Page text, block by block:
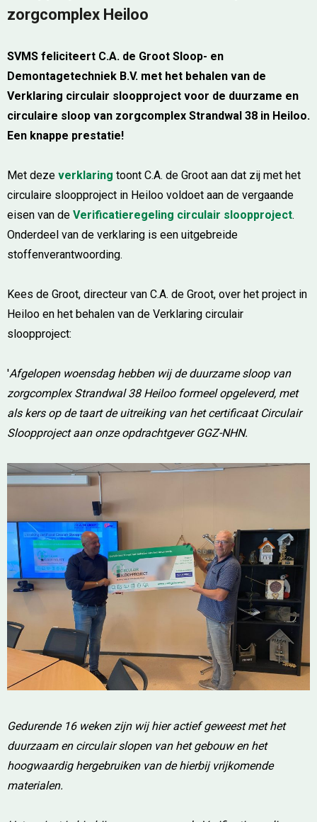
zorgcomplex Heiloo
SVMS feliciteert C.A. de Groot Sloop- en
Demontagetechniek B.V. met het behalen van de
Verklaring circulair sloopproject voor de duurzame en
circulaire sloop van zorgcomplex Strandwal 38 in Heiloo.
Een knappe prestatie!
Met deze verklaring toont C.A. de Groot aan dat zij met het
circulaire sloopproject in Heiloo voldoet aan de vergaande
eisen van de Verificatieregeling circulair sloopproject.
Onderdeel van de verklaring is een uitgebreide
stoffenverantwoording.
Kees de Groot, directeur van C.A. de Groot, over het project in
Heiloo en het behalen van de Verklaring circulair
sloopproject:
'Afgelopen woensdag hebben wij de duurzame sloop van
zorgcomplex Strandwal 38 Heiloo formeel opgeleverd, met
als kers op de taart de uitreiking van het certificaat Circulair
Sloopproject aan onze opdrachtgever GGZ-NHN.
Gedurende 16 weken zijn wij hier actief geweest met het
duurzaam en circulair slopen van het gebouw en het
hoogwaardig hergebruiken van de hierbij vrijkomende
materialen.